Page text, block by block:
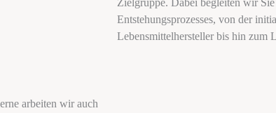
Zielgruppe. Dabei begleiten wir
Entstehungsprozesses, von der
Lebensmittelhersteller bis hin zum
arbeiten wir auch